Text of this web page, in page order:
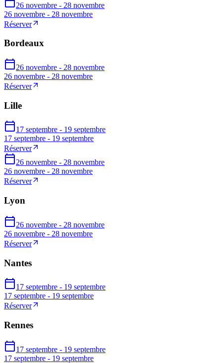
26 novembre - 28 novembre
26 novembre - 28 novembre
Réserver
Bordeaux
26 novembre - 28 novembre
26 novembre - 28 novembre
Réserver
Lille
17 septembre - 19 septembre
17 septembre - 19 septembre
Réserver
26 novembre - 28 novembre
26 novembre - 28 novembre
Réserver
Lyon
26 novembre - 28 novembre
26 novembre - 28 novembre
Réserver
Nantes
17 septembre - 19 septembre
17 septembre - 19 septembre
Réserver
Rennes
17 septembre - 19 septembre
17 septembre - 19 septembre